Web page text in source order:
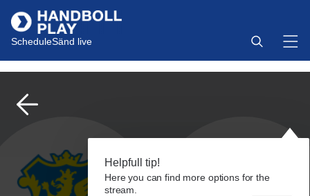
ScheduleSänd live
Helpfull tip!
Here you can find more options for the
stream.